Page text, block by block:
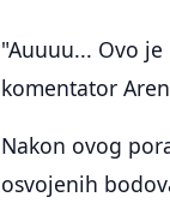
"Auuuu... Ovo
komentator
Nakon ovog
osvojenih